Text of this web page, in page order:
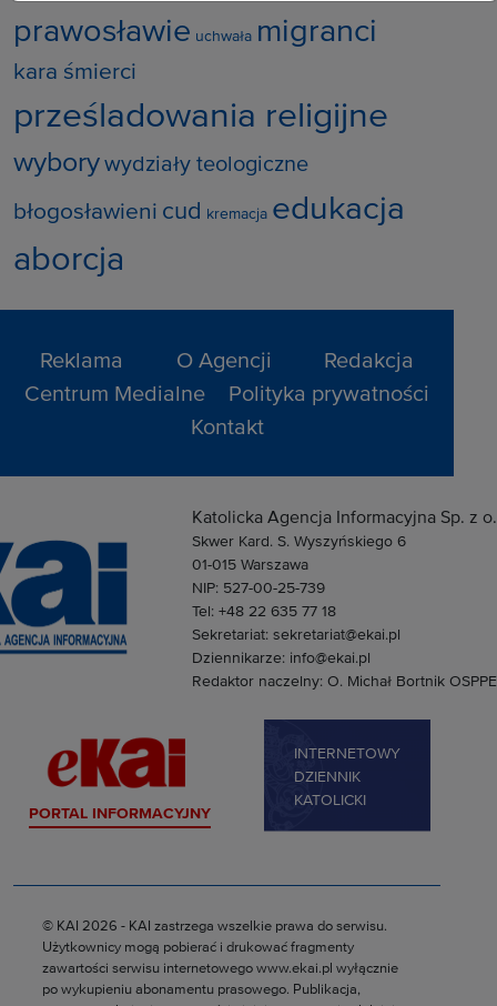
prawosławie uchwała migranci
kara śmierci
prześladowania religijne
wyborywydziały teologiczne
błogosławieni cud kremacja edukacja
aborcja
Reklama O Agencji
Redakcja
Centrum Medialne
Polityka prywatności
Kontakt
Katolicka Agencja Informacyjna Sp. z
Skwer Kard. S. Wyszyńskiego 6
01-015 Warszawa
NIP: 527-00-25-739
Tel: +48 22 635 77 18
Sekretariat: sekretariat@ekai.pl
Dziennikarze: info@ekai.pl
Redaktor naczelny: O. Michał Bortnik OSPPE
PORTAL INFORMACYJNY
INTERNETOWY
DZIENNIK
KATOLICKI
© KAI 2026 - KAI zastrzega wszelkie prawa do serwisu.
Użytkownicy mogą pobierać i drukować fragmenty
zawartości serwisu internetowego www.ekai.pl wyłącznie
po wykupieniu abonamentu prasowego. Publikacja,